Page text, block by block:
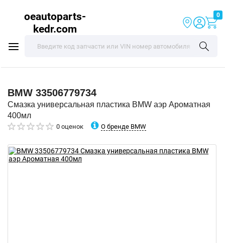
oeautoparts-
kedr.com
0
BMW 33506779734
Смазка универсальная пластика BMW аэр Ароматная
400мл
0 оценок О бренде BMW